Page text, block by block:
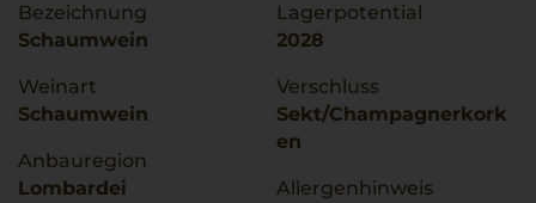
Bezeichnung
Schaumwein
Weinart
Schaumwein
Anbauregion
Lombardei
Lagerpotential
2028
Verschluss
Sekt/Champagnerkork
en
Allergenhinweis